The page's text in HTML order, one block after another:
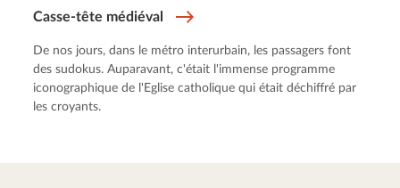
Casse-tête médiéval
De nos jours, dans le métro interurbain, les passagers font
des sudokus. Auparavant, c'était l'immense programme
iconographique de l'Eglise catholique qui était déchiffré par
les croyants.